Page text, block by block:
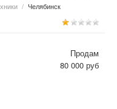
/ Челябинск
Продам
80 000 руб